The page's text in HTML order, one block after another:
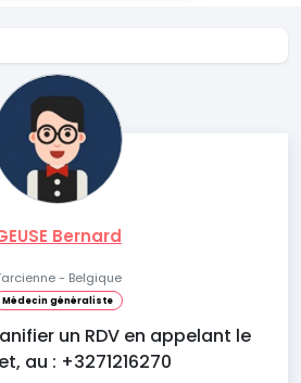
Bernard
- Belgique
Médecin généraliste
un RDV en appelant le
au : +3271216270